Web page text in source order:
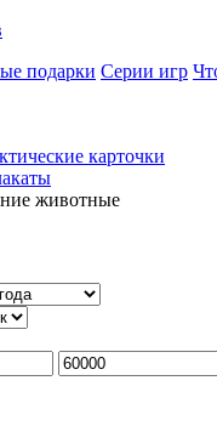
подарки Серии игр
карточки
животные